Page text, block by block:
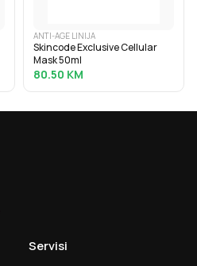
ANTI-AGE LINIJA
Skincode Exclusive Cellular
Mask 50ml
80.50 KM
Servisi